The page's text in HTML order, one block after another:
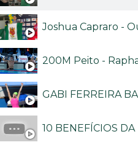
Joshua Capraro -
200M Peito -
GABI FERREIRA
10 BENEFÍCIOS